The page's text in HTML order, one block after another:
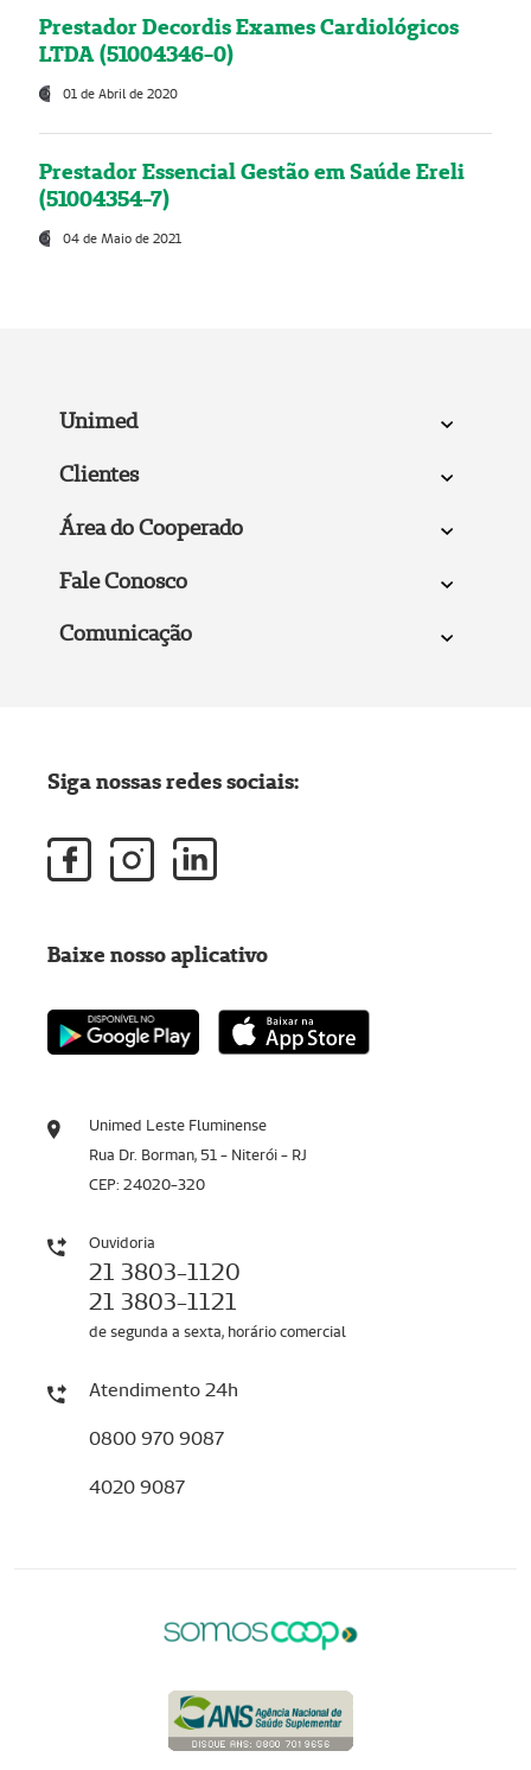
Prestador Decordis Exames Cardiológicos
LTDA (51004346-0)
01 de Abril de 2020
Prestador Essencial Gestão em Saúde Ereli
(51004354-7)
04 de Maio de 2021
Unimed
Clientes
Área do Cooperado
Fale Conosco
Comunicação
Unimed Leste Fluminense
Rua Dr. Borman, 51 - Niterói - RJ
CEP: 24020-320
Ouvidoria
21 3803-1120
21 3803-1121
de segunda a sexta, horário comercial
Atendimento 24h
0800 970 9087
4020 9087
Siga nossas redes sociais:
Baixe nosso aplicativo